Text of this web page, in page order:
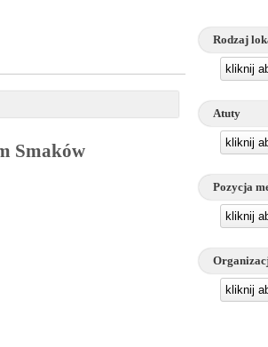
Rodzaj
kliknij
Atuty
kliknij
Pozycja
kliknij
kliknij
Smaków